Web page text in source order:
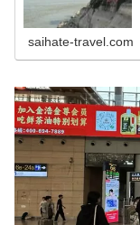
saihate-travel.com